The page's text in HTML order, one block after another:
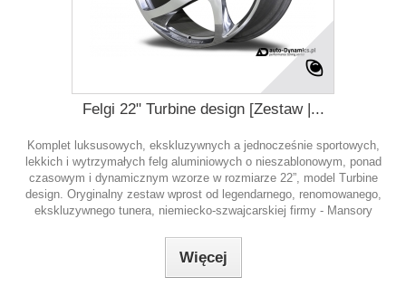
Felgi 22" Turbine design [Zestaw |...
Komplet luksusowych, ekskluzywnych a jednocześnie sportowych,
lekkich i wytrzymałych felg aluminiowych o nieszablonowym, ponad
czasowym i dynamicznym wzorze w rozmiarze 22”, model Turbine
design. Oryginalny zestaw wprost od legendarnego, renomowanego,
ekskluzywnego tunera, niemiecko-szwajcarskiej firmy - Mansory
Więcej